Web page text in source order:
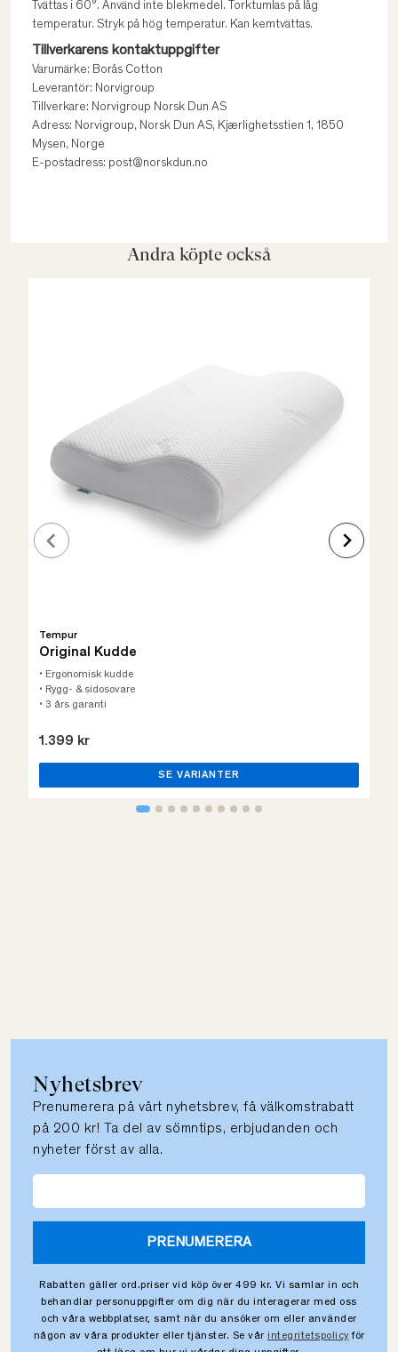
Tvättas i 60°. Använd inte blekmedel. Torktumlas på låg
temperatur. Stryk på hög temperatur. Kan kemtvättas.
Tillverkarens kontaktuppgifter
Varumärke: Borås Cotton
Leverantör: Norvigroup
Tillverkare: Norvigroup Norsk Dun AS
Adress: Norvigroup, Norsk Dun AS, Kjærlighetsstien 1, 1850
Mysen, Norge
E-postadress: post@norskdun.no
Andra köpte också
Tempur
Original Kudde
• Ergonomisk kudde
• Rygg- & sidosovare
• 3 års garanti
1.399 kr
SE VARIANTER
Nyhetsbrev
Prenumerera på vårt nyhetsbrev, få välkomstrabatt
på 200 kr! Ta del av sömntips, erbjudanden och
nyheter först av alla.
PRENUMERERA
Rabatten gäller ord.priser vid köp över 499 kr. Vi samlar in och
behandlar personuppgifter om dig när du interagerar med oss
och våra webbplatser, samt när du ansöker om eller använder
någon av våra produkter eller tjänster. Se vår integritetspolicy för